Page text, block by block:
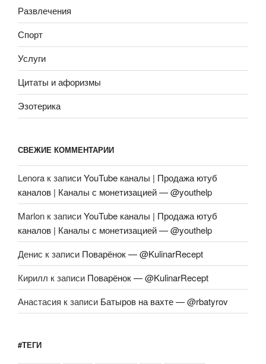
Развлечения
Спорт
Услуги
Цитаты и афоризмы
Эзотерика
СВЕЖИЕ КОММЕНТАРИИ
Lenora к записиYouTube каналы | Продажа ютуб
каналов | Каналы с монетизацией — @youthelp
Marlon к записиYouTube каналы | Продажа ютуб
каналов | Каналы с монетизацией — @youthelp
Денис к записи Поварёнок — @KulinarRecept
Кирилл к записи Поварёнок — @KulinarRecept
Анастасия к записи Батыров на вахте — @rbatyrov
#ТЕГИ